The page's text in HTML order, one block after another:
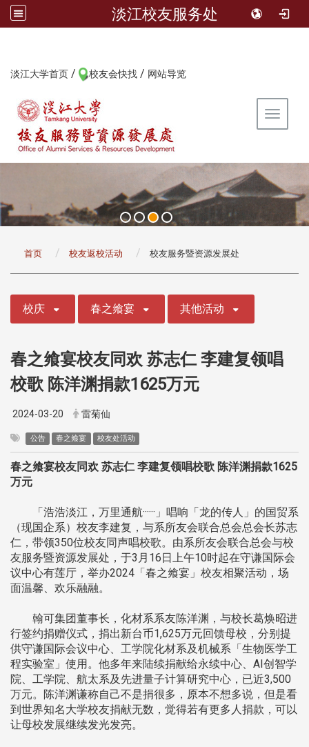
淡江校友服务处
淡江大学首页 / 校友会快找 / 网站导览
Toggle
首页 校友返校活动 校友服务暨资源发展处
校庆 春之飨宴 其他活动
春之飨宴校友同欢 苏志仁 李建复领唱
校歌 陈洋渊捐款1625万元
2024-03-20 雷菊仙
公告 春之飨宴 校友处活动
春之飨宴校友同欢 苏志仁 李建复领唱校歌 陈洋渊捐款1625
万元
「浩浩淡江，万里通航······」唱响「龙的传人」的国贸系
（现国企系）校友李建复，与系所友会联合总会总会长苏志
仁，带领350位校友同声唱校歌。由系所友会联合总会与校
友服务暨资源发展处，于3月16日上午10时起在守谦国际会
议中心有莲厅，举办2024「春之飨宴」校友相聚活动，场
面温馨、欢乐融融。
翰可集团董事长，化材系系友陈洋渊，与校长葛焕昭进
行签约捐赠仪式，捐出新台币1,625万元回馈母校，分别提
供守谦国际会议中心、工学院化材系及机械系「生物医学工
程实验室」使用。他多年来陆续捐献给永续中心、AI创智学
院、工学院、航太系及先进量子计算研究中心，已近3,500
万元。陈洋渊谦称自己不是捐很多，原本不想多说，但是看
到世界知名大学校友捐献无数，觉得若有更多人捐款，可以
让母校发展继续发光发亮。